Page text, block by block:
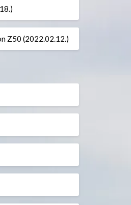
Z50 (2022.02.12.)